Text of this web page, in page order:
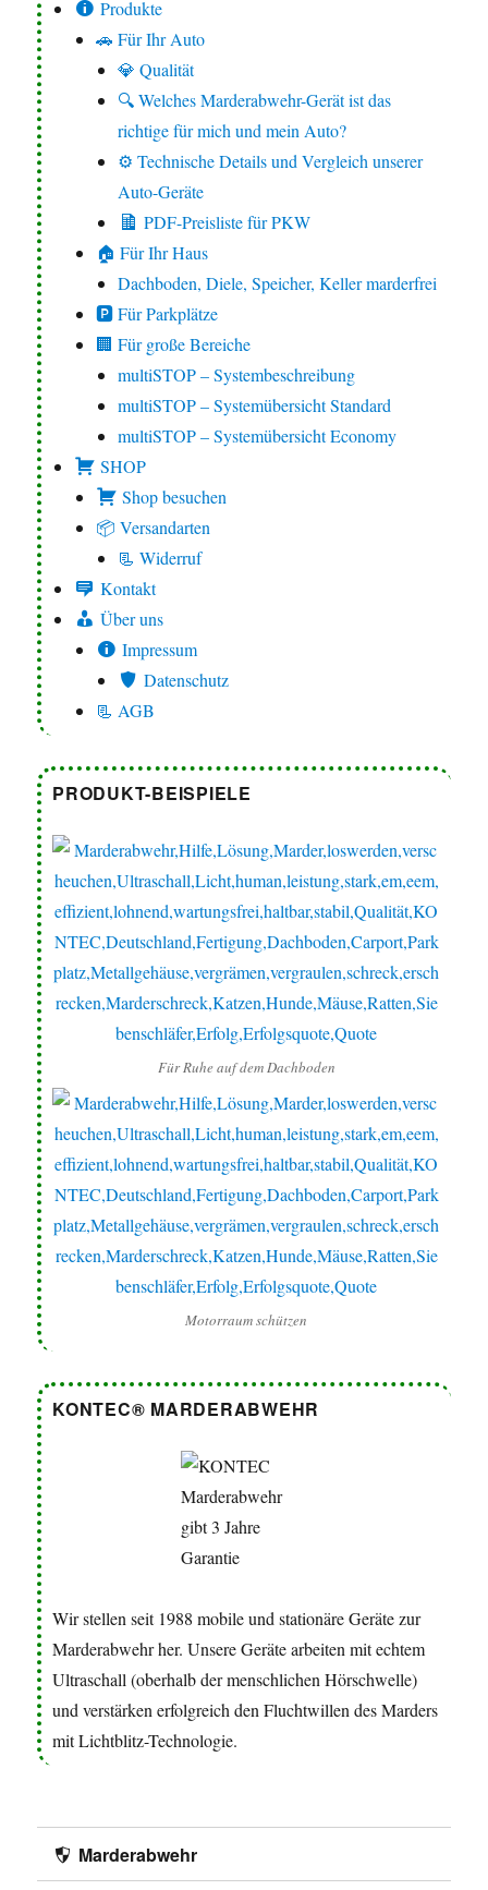
Produkte
🚗 Für Ihr Auto
💎 Qualität
🔍 Welches Marderabwehr-Gerät ist das
richtige für mich und mein Auto?
⚙️ Technische Details und Vergleich unserer
Auto-Geräte
PDF-Preisliste für PKW
🏠 Für Ihr Haus
Dachboden, Diele, Speicher, Keller marderfrei
🅿️ Für Parkplätze
🏢 Für große Bereiche
multiSTOP – Systembeschreibung
multiSTOP – Systemübersicht Standard
multiSTOP – Systemübersicht Economy
SHOP
Shop besuchen
📦 Versandarten
📃 Widerruf
Kontakt
Über uns
Impressum
Datenschutz
📃 AGB
PRODUKT-BEISPIELE
Für Ruhe auf dem Dachboden
Motorraum schützen
KONTEC® MARDERABWEHR
Wir stellen seit 1988 mobile und stationäre Geräte zur
Marderabwehr her. Unsere Geräte arbeiten mit echtem
Ultraschall (oberhalb der menschlichen Hörschwelle)
und verstärken erfolgreich den Fluchtwillen des Marders
mit Lichtblitz-Technologie.
Marderabwehr